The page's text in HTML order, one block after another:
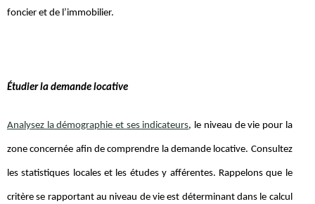
foncier et de l’immobilier.
Étudier la demande locative
Analysez la démographie et ses indicateurs, le niveau de vie pour la
zone concernée afin de comprendre la demande locative. Consultez
les statistiques locales et les études y afférentes. Rappelons que le
critère se rapportant au niveau de vie est déterminant dans le calcul